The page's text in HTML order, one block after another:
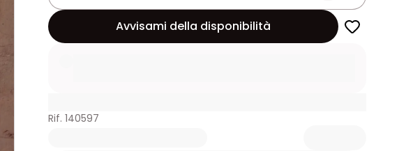
Avvisami della disponibilità
Rif. 140597